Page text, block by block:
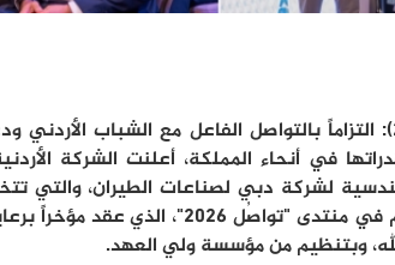
(عمّان، الأردن – 19 أيار 2026): التزاماً بالتواصل الفاعل مع
في أنحاء المملكة، أعلنت الشركة
لشركة دبي لصناعات الطيران، والتي
مقراً لها، عن مشاركتها كداعم في منتدى
وبتنظيم من مؤسسة ولي العهد.